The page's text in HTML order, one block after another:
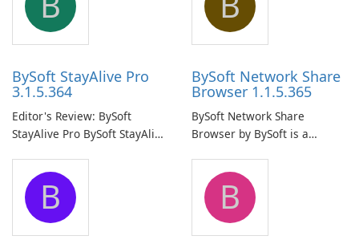
BySoft StayAlive Pro
3.1.5.364
Editor's Review: BySoft
StayAlive Pro BySoft StayAlive
application designed to
ensure the continuous and
uninterrupted operation of
your computer system.
BySoft Network Share
Browser 1.1.5.365
BySoft Network Share
Browser by BySoft is a
application that allows users
to easily browse and manage
shared folders on their
network.
B B